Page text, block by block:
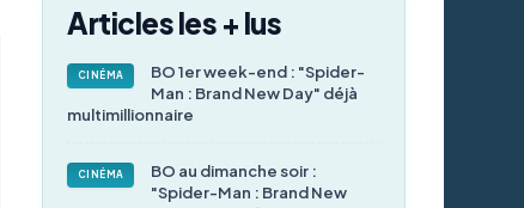
Articles les + lus
CINÉMA
BO 1er week-end : "Spider-
Man : Brand New Day" déjà
multimillionnaire
CINÉMA
BO au dimanche soir :
"Spider-Man : Brand New